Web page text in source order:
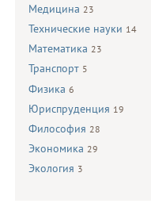
Медицина 23
Технические науки 14
Математика 23
Транспорт 5
Физика 6
Юриспруденция 19
Философия 28
Экономика 29
Экология 3